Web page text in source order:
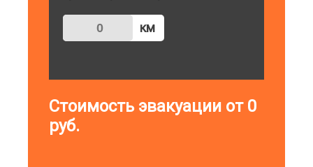
км
Стоимость эвакуации от 0
руб.